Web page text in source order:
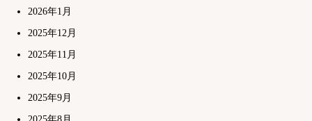
2026年1月
2025年12月
2025年11月
2025年10月
2025年9月